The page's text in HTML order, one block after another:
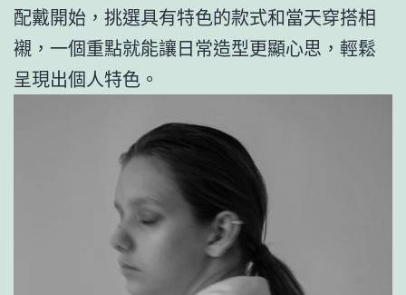
配戴開始，挑選具有特色的款式和當天穿搭相
襯，一個重點就能讓日常造型更顯心思，輕鬆
呈現出個人特色。